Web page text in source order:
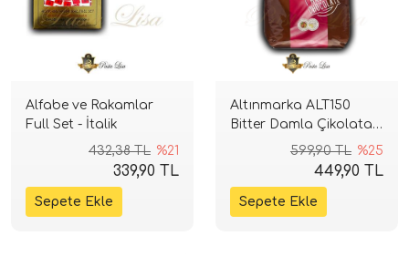
Alfabe ve Rakamlar
Full Set - İtalik
432,38 TL %21
339,90 TL
Altınmarka ALT150
Bitter Damla Çikolata 1
599,90 TL %25
449,90 TL